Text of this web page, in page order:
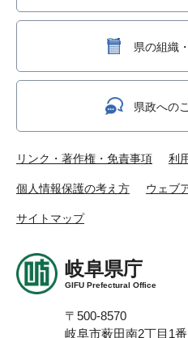
県の組織
県政への
リンク・著作権・免責事項 利
個人情報保護の考え方 ウェブ
サイトマップ
岐阜県庁
GIFU Prefectural Office
〒500-8570
岐阜市薮田南2丁目1